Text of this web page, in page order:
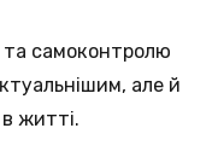
та самоконтролю
але й
житті.